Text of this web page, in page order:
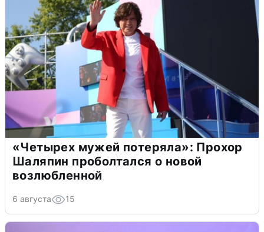
«Четырех мужей потеряла»: Прохор
Шаляпин проболтался о новой
возлюбленной
6 августа 15